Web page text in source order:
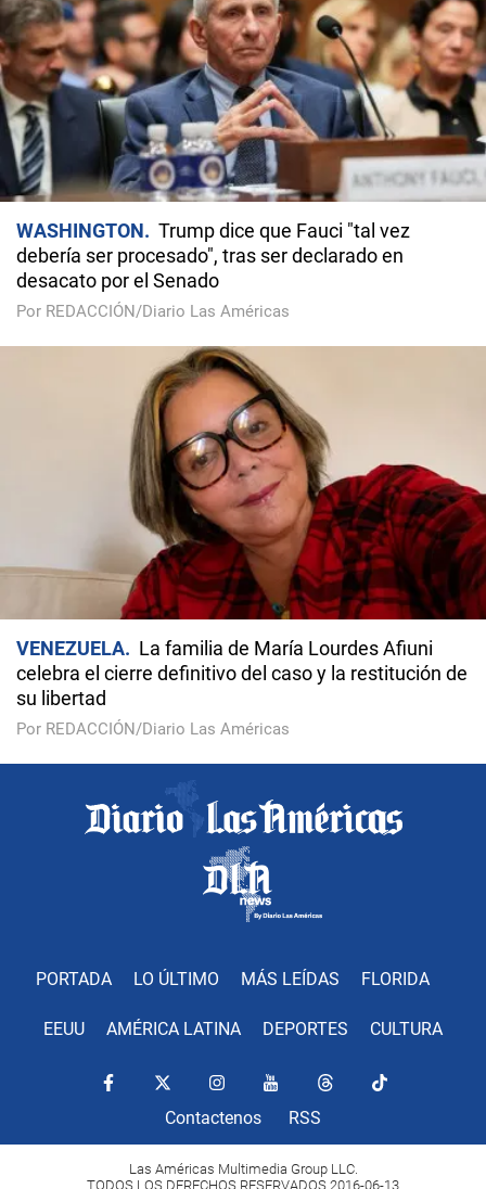
WASHINGTON
Trump dice que Fauci "tal vez
debería ser procesado", tras ser declarado en
desacato por el Senado
Por REDACCIÓN/Diario Las Américas
VENEZUELA
La familia de María Lourdes Afiuni
celebra el cierre definitivo del caso y la restitución de
su libertad
Por REDACCIÓN/Diario Las Américas
PORTADA LO ÚLTIMO MÁS LEÍDAS FLORIDA
EEUU AMÉRICA LATINA DEPORTES CULTURA
Contactenos RSS
Las Américas Multimedia Group LLC.
TODOS LOS DERECHOS RESERVADOS 2016-06-13